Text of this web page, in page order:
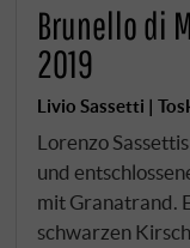
Brunello di
2019
Livio Sassetti |
Lorenzo
und
mit Granatrand.
schwarzen